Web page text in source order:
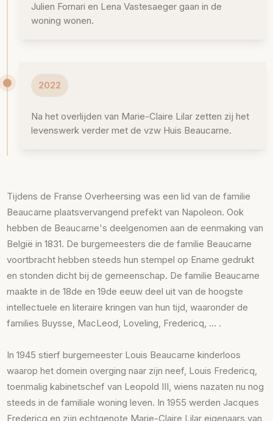
Julien Fornari en Lena Vastesaeger gaan in de
woning wonen.
2022
Na het overlijden van Marie-Claire Lilar zetten zij het
levenswerk verder met de vzw Huis Beaucarne.
Tijdens de Franse Overheersing was een lid van de familie
Beaucarne plaatsvervangend prefekt van Napoleon. Ook
hebben de Beaucarne's deelgenomen aan de eenmaking van
België in 1831. De burgemeesters die de familie Beaucarne
voortbracht hebben steeds hun stempel op Ename gedrukt
en stonden dicht bij de gemeenschap. De familie Beaucarne
maakte in de 18de en 19de eeuw deel uit van de hoogste
intellectuele en literaire kringen van hun tijd, waaronder de
families Buysse, MacLeod, Loveling, Fredericq, … .
In 1945 stierf burgemeester Louis Beaucarne kinderloos
waarop het domein overging naar zijn neef, Louis Fredericq,
toenmalig kabinetschef van Leopold III, wiens nazaten nu nog
steeds in de familiale woning leven. In 1955 werden Jacques
Fredericq en zijn echtgenote Marie-Claire Lilar eigenaars van